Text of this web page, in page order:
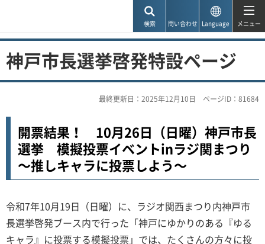
検索 問い合わせ Language メニュー
神戸市長選挙啓発特設ページ
最終更新日：2025年12月10日 ページID：81684
開票結果！ 10月26日（日曜）神戸市長
選挙 模擬投票イベントinラジ関まつり
～推しキャラに投票しよう～
令和7年10月19日（日曜）に、ラジオ関西まつり内神戸市
長選挙啓発ブース内で行った「神戸にゆかりのある『ゆる
キャラ』に投票する模擬投票」では、たくさんの方々に投